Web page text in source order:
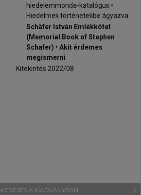
hiedelemmonda-katalógus •
Hiedelmek történetekbe ágyazva
Schäfer István Emlékkötet
(Memorial Book of Stephen
Schafer) • Akit érdemes
megismerni
Kitekintés 2022/08
KERESÉS A KIADVÁNYBAN